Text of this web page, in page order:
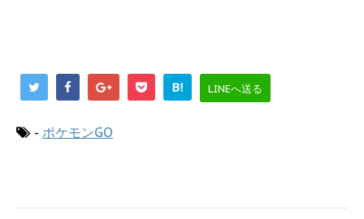
B! LINEへ送る
- ポケモンGO